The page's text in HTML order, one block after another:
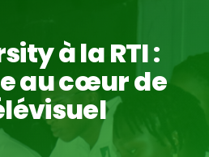
à la RTI :
au cœur de